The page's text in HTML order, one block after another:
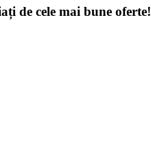
de cele mai bune oferte!